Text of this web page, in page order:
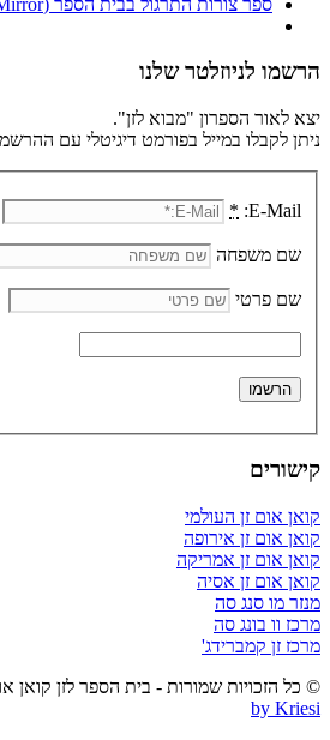
הרשמו לניוזלטר שלנו
יצא לאור הספרון "מבוא לזן".
ניתן לקבלו במייל בפורמט דיגיטלי עם
E-Mail:
*
שם משפחה
שם פרטי
קישורים
קואן אום זן העולמי
קואן אום זן אירופה
קואן אום זן אמריקה
קואן אום זן אסיה
מנזר מו סנג סה
מרכז וו בונג סה
מרכז זן קמברידג'
© כל הזכויות שמורות - בית הספר לזן קואן
by Kriesi